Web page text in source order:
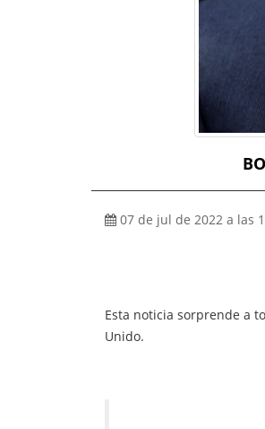
07 de jul de 2022 a las
Esta noticia sorprende a
Unido.